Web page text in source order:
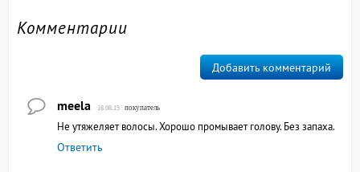
Комментарии
Добавить комментарий
meela 18.08.15 покупатель
Не утяжеляет волосы. Хорошо промывает голову. Без запаха.
Ответить